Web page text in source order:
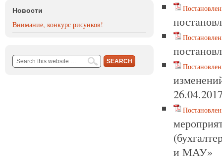
и МАУ»
Новости
Внимание, конкурс рисунков!